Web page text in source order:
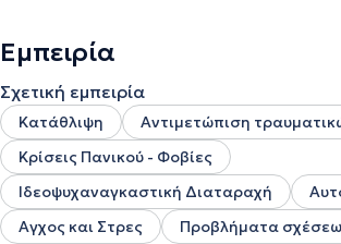
Εμπειρία
Σχετική εμπειρία
Κατάθλιψη
Αντιμετώπιση
Κρίσεις Πανικού - Φοβίες
Ιδεοψυχαναγκαστική Διαταραχή
Αγχος και Στρες
Προβλήματα